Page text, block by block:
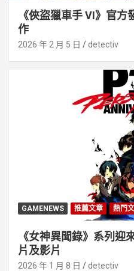
《俠盜獵車手 VI》官
作
2026 年 2 月 5 日 detectiv
GAMENEWS 推薦文章 熱門
《女神異聞錄》系列迎
片及影片
2026 年 1 月 8 日 detectiv